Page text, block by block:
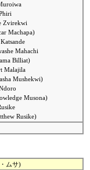
Zvirekwi
Machapa)
Mahachi
Billiat)
Malajila
Mushekwi)
Musona)
Rusike)
ムサ)